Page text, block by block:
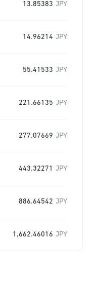
13.85383 JPY
14.96214 JPY
55.41533 JPY
221.66135 JPY
277.07669 JPY
443.32271 JPY
886.64542 JPY
1,662.46016 JPY